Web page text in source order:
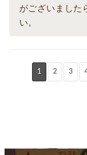
がございました
い。
1 2 3